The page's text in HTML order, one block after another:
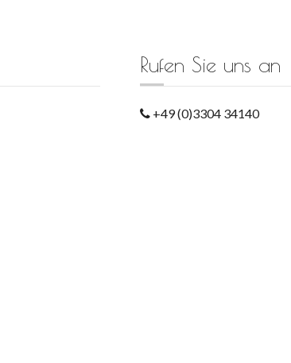
Rufen Sie uns an
+49 (0)3304 34140